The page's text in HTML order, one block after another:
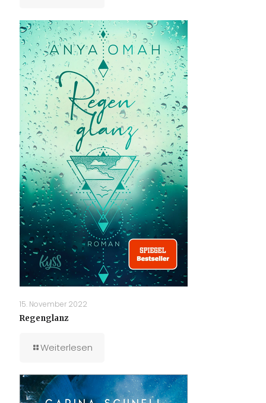
15. November 2022
Regenglanz
Weiterlesen